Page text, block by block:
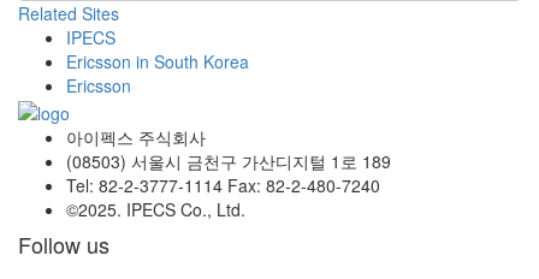
Related Sites
IPECS
Ericsson in South Korea
Ericsson
아이펙스 주식회사
(08503) 서울시 금천구 가산디지털 1로 189
Tel: 82-2-3777-1114 Fax: 82-2-480-7240
©2025. IPECS Co., Ltd.
Follow us